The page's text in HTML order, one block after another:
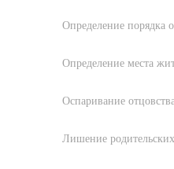
Определение порядка
Определение места
Оспаривание отцовства
Лишение